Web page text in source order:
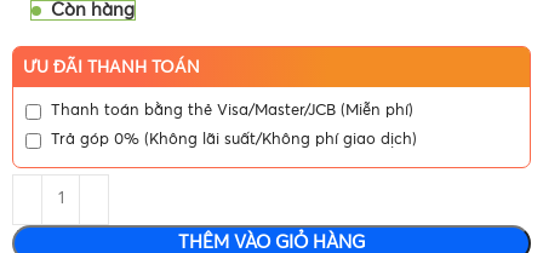
Còn hàng
ƯU ĐÃI THANH TOÁN
Thanh toán bằng thẻ Visa/Master/JCB (Miễn phí)
Trả góp 0% (Không lãi suất/Không phí giao dịch)
THÊM VÀO GIỎ HÀNG